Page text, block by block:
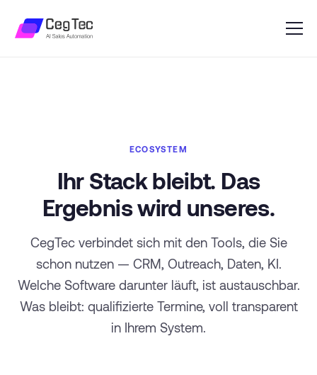
ECOSYSTEM
Ihr Stack bleibt. Das
Ergebnis wird unseres.
CegTec verbindet sich mit den Tools, die Sie
schon nutzen — CRM, Outreach, Daten, KI.
Welche Software darunter läuft, ist austauschbar.
Was bleibt: qualifizierte Termine, voll transparent
in Ihrem System.